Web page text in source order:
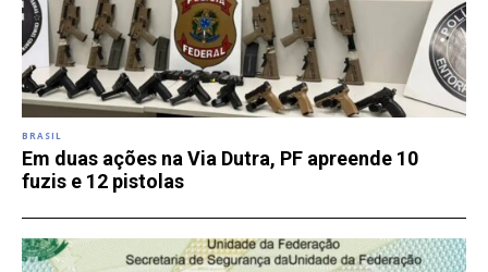
BRASIL
Em duas ações na Via Dutra, PF apreende 10
fuzis e 12 pistolas